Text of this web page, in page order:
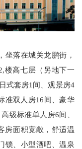
坐落在城关龙鹏街，
楼高七层（另地下一
式套房1间、观景房4
准双人房16间、豪华
级标准单人房6间、
房面积宽敞，舒适温
锁、小型酒吧、温泉